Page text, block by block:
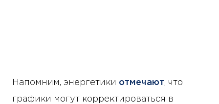
Напомним, энергетики отмечают, что
графики могут корректироваться в